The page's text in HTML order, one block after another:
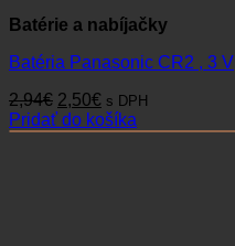
Batérie a nabíjačky
Batéria Panasonic CR2 , 3 V
2,94€ Pôvodná
cena
bola:
2,50€ Aktuálna
cena
je:
s DPH
Pridať do košíka